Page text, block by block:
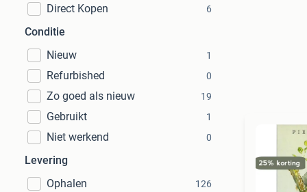
Direct Kopen
6
Conditie
Nieuw
1
Refurbished 0
Zo goed als nieuw 19
Gebruikt 1
Niet werkend 0
Levering
Ophalen
126